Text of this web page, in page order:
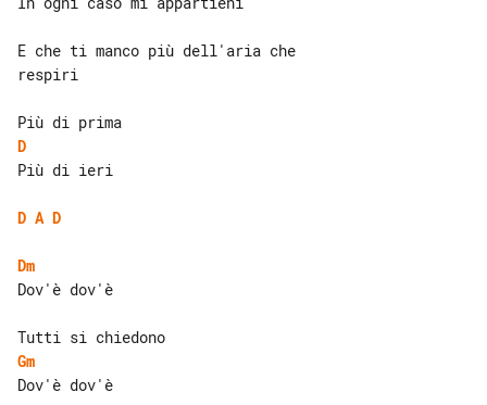
E che ti manco più dell'aria che
respiri
D
Più di ieri
D A D
Dm
Dov'è dov'è
Gm
Dov'è dov'è